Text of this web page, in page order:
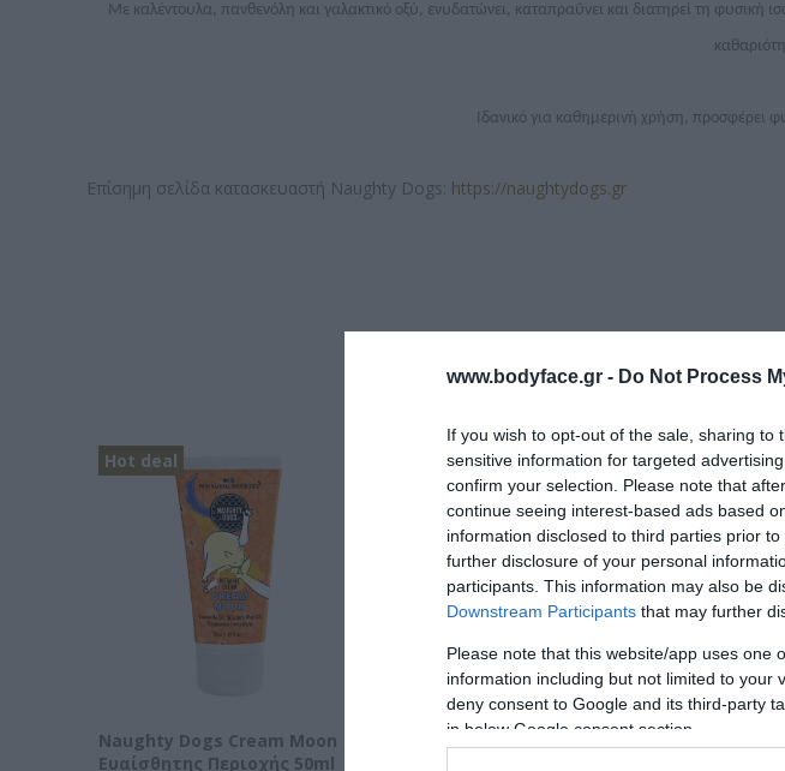
www.bodyface.gr - Do Not Process
If you wish to opt-out of the sale, sharing
sensitive information for targeted
confirm your selection. Please note that
continue seeing interest-based ads based
information disclosed to third parties prior
further disclosure of your personal
participants. This information may also be
Downstream Participants that may further
Please note that this website/app uses one
information including but not limited to your
deny consent to Google and its third-party
in below Google consent section.
Με καλέντουλα, πανθενόλη και γαλακτικό οξύ, ενυδατώνει, καταπραΰνει και διατηρεί τη
Ιδανικό για καθημερινή χρήση, προσφέρει
Επίσημη σελίδα κατασκευαστή Naughty Dogs: https://naughtydogs.gr
Hot deal
Naughty Dogs Cream Moon
Ευαίσθητης Περιοχής 50ml
Hot deal